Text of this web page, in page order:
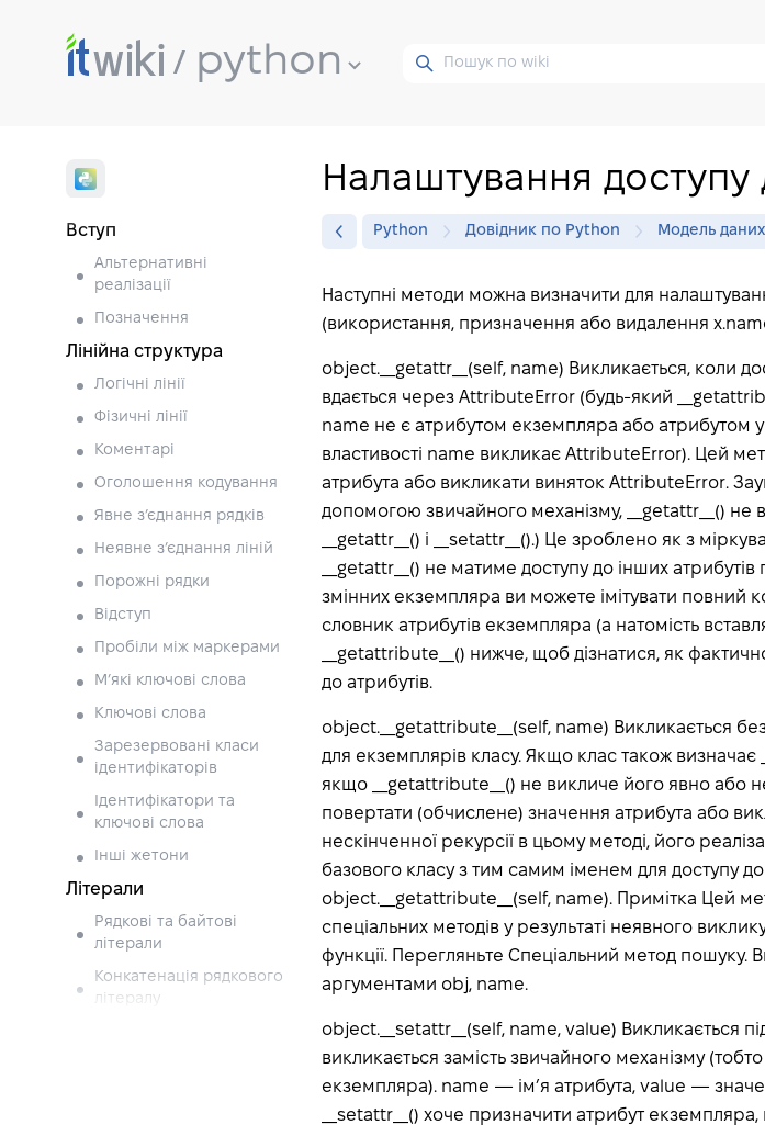
python
Вступ
Альтернативні
реалізації
Позначення
Лінійна структура
Логічні лінії
Фізичні лінії
Коментарі
Оголошення кодування
Явне з’єднання рядків
Неявне з’єднання ліній
Порожні рядки
Відступ
Пробіли між маркерами
М’які ключові слова
Ключові слова
Зарезервовані класи
ідентифікаторів
Ідентифікатори та
ключові слова
Інші жетони
Літерали
Рядкові та байтові
літерали
Конкатенація рядкового
літералу
Налаштування доступу
Python Довідник по Python Модель даних
Наступні методи можна визначити для
(використання, призначення або видалення
object.__getattr__(self, name) Викликається, коли
вдається через AttributeError (будь-який
name не є атрибутом екземпляра або атрибутом у
властивості name викликає AttributeError). Цей
атрибута або викликати виняток AttributeError.
допомогою звичайного механізму, __getattr__() не
__getattr__() і __setattr__().) Це зроблено як з
__getattr__() не матиме доступу до інших
змінних екземпляра ви можете імітувати повний
словник атрибутів екземпляра (а натомість
__getattribute__() нижче, щоб дізнатися, як
до атрибутів.
object.__getattribute__(self, name) Викликається
для екземплярів класу. Якщо клас також визначає
якщо __getattribute__() не викличе його явно або
повертати (обчислене) значення атрибута або
нескінченної рекурсії в цьому методі, його
базового класу з тим самим іменем для доступу
object.__getattribute__(self, name). Примітка Цей
спеціальних методів у результаті неявного
функції. Перегляньте Спеціальний метод пошуку.
аргументами obj, name.
object.__setattr__(self, name, value) Викликається
викликається замість звичайного механізму
екземпляра). name — ім’я атрибута, value —
__setattr__() хоче призначити атрибут